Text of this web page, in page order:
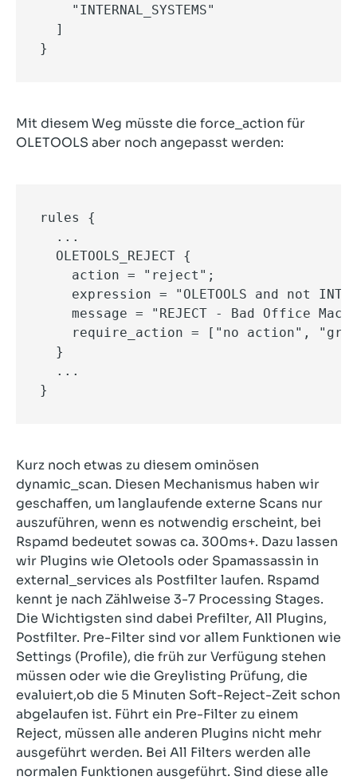
    "INTERNAL_SYSTEMS"
  ]
}
Mit diesem Weg müsste die force_action für
OLETOOLS aber noch angepasst werden:
rules {
  ...
  OLETOOLS_REJECT {
    action = "reject";
expression = "OLETOOLS and not
message = "REJECT - Bad Office
require_action = ["no action",
  }
  ...
}
Kurz noch etwas zu diesem ominösen
dynamic_scan. Diesen Mechanismus haben wir
geschaffen, um langlaufende externe Scans nur
auszuführen, wenn es notwendig erscheint, bei
Rspamd bedeutet sowas ca. 300ms+. Dazu lassen
wir Plugins wie Oletools oder Spamassassin in
external_services als Postfilter laufen. Rspamd
kennt je nach Zählweise 3-7 Processing Stages.
Die Wichtigsten sind dabei Prefilter, All Plugins,
Postfilter. Pre-Filter sind vor allem Funktionen wie
Settings (Profile), die früh zur Verfügung stehen
müssen oder wie die Greylisting Prüfung, die
evaluiert,ob die 5 Minuten Soft-Reject-Zeit schon
abgelaufen ist. Führt ein Pre-Filter zu einem
Reject, müssen alle anderen Plugins nicht mehr
ausgeführt werden. Bei All Filters werden alle
normalen Funktionen ausgeführt. Sind diese alle